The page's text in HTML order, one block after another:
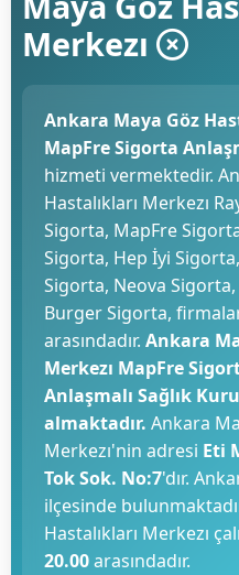
Merkezı
Ankara Maya Göz
MapFre Sigorta
hizmeti vermektedir.
Hastalıkları Merkezı
Sigorta, MapFre
Sigorta, Hep İyi
Sigorta, Neova
Burger Sigorta,
arasındadır. Ankara
Merkezı MapFre
Anlaşmalı Sağlık
almaktadır. Ankara
Merkezı'nin adresi Eti
Tok Sok. No:7'dır.
ilçesinde
Hastalıkları Merkezı
20.00arasındadır.